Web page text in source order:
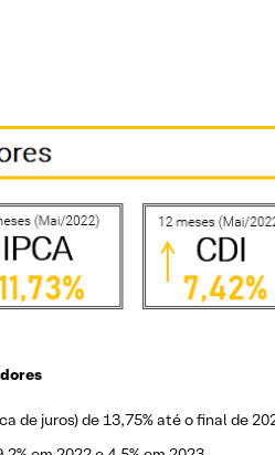
de juros) de 13,75% até o final de